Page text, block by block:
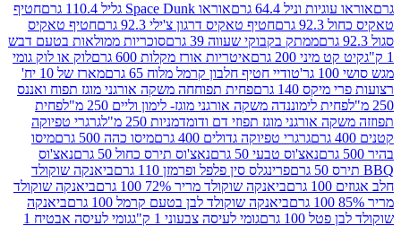
וניל 64.4 גרם
אוראו Space Dunk גליל 110.4 גרם
חטיף
חטיף טאקיס דרגון צ'ילי 92.3 גרם
חטיף טאקיס
ממתק בקבוקי שעווה 39 גרם
סוכריות ממולאות בטעם דבש
200 גרם
איטריות אורז מקלות 600 גרם
לוק או לוק גומי
טודיי חטיף חלבון קרמל מלוח 65 גרם
מארז של 10 יח'
140 גרם
פחית תפוחחה משקה אורגני מוגז תפוח ואננס
לימוננדה משקה אורגני מוגז- לימון וליים 250 מ"ל
פחית
מוגז תפוזי דם ודומדמניות 250 מ"ל
גרגרי טפיוקה
גרגרי טפיוקה גדולים 400 גרם
מיסו כהה 500 גרם
מיסו
נאצ'וס טבעי 50 גרם
נאצ'וס תירס כחול 50 גרם
נאצ'וס
פרינגלס סין פלפל ופרמזן 110 גרם
ביאנקה שוקולד
ביאנקה שוקולד מריר 72% 100 גרם
ביאנקה שוקולד
ביאנקה שוקולד לבן בטעם קרמל 100 גרם
ביאנקה
גרם
גומי לעיסה צבעוני 1 ק"ג גומי לעיסה אבטיח 1